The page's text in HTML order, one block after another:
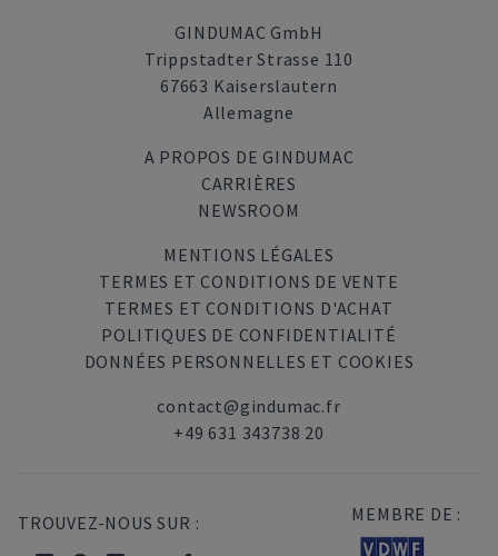
GINDUMAC GmbH
Trippstadter Strasse 110
67663 Kaiserslautern
Allemagne
A PROPOS DE GINDUMAC
CARRIÈRES
NEWSROOM
MENTIONS LÉGALES
TERMES ET CONDITIONS DE VENTE
TERMES ET CONDITIONS D'ACHAT
POLITIQUES DE CONFIDENTIALITÉ
DONNÉES PERSONNELLES ET COOKIES
contact@gindumac.fr
+49 631 343738 20
TROUVEZ-NOUS SUR : MEMBRE DE :